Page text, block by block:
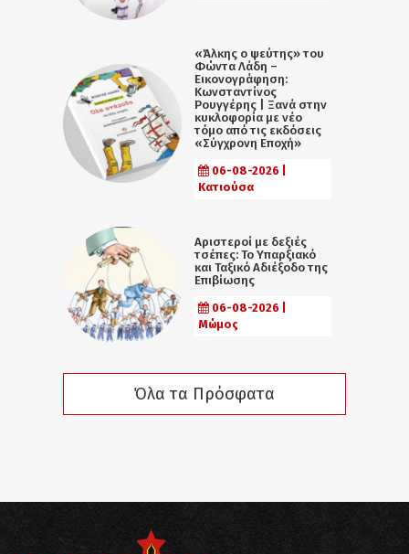
«Άλκης ο ψεύτης» του
Φώντα Λάδη –
Εικονογράφηση:
Κωνσταντίνος
Ρουγγέρης | Ξανά στην
κυκλοφορία με νέο
τόμο από τις εκδόσεις
«Σύγχρονη Εποχή»
06-08-2026 |
Κατιούσα
Αριστεροί με δεξιές
τσέπες: Το Υπαρξιακό
και Ταξικό Αδιέξοδο της
Επιβίωσης
06-08-2026 |
Μώμος
Όλα τα Πρόσφατα